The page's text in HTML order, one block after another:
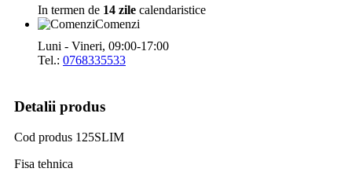
In termen de 14 zile calendaristice
Comenzi
Luni - Vineri, 09:00-17:00
Tel.: 0768335533
Detalii produs
Cod produs 125SLIM
Fisa tehnica